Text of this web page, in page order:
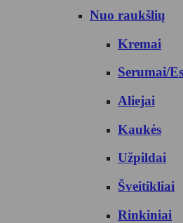
Nuo raukšlių
Kremai
Serumai/
Aliejai
Kaukės
Užpildai
Šveitikliai
Rinkiniai